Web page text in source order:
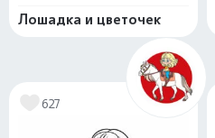
Лошадка и цветочек
627